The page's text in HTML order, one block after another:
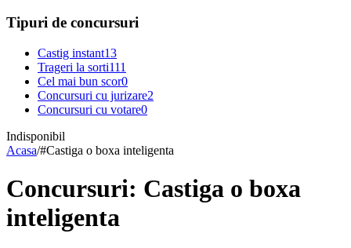
Tipuri de concursuri
Castig instant13
Trageri la sorti111
Cel mai bun scor0
Concursuri cu jurizare2
Concursuri cu votare0
Indisponibil
Acasa/#Castiga o boxa inteligenta
Concursuri: Castiga o boxa
inteligenta